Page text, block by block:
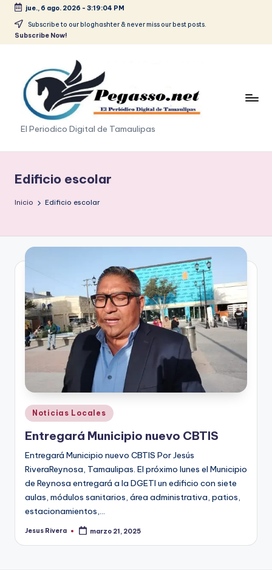
Saltar
jue., 6 ago. 2026 - 3:19:04 PM
Subscribe to our bloghashter & never miss our best posts.
Subscribe Now!
p
e
g
s
.
r
e
s
s
El Periodico Digital de Tamaulipas
Edificio escolar
Inicio Edificio escolar
Publicado
en
Noticias Locales
Entregará Municipio nuevo CBTIS
Entregará Municipio nuevo CBTIS Por Jesús
RiveraReynosa, Tamaulipas. El próximo lunes el Municipio
de Reynosa entregará a la DGETI un edificio con siete
aulas, módulos sanitarios, área administrativa, patios,
estacionamientos,…
Publicado
Jesus Rivera marzo 21, 2025